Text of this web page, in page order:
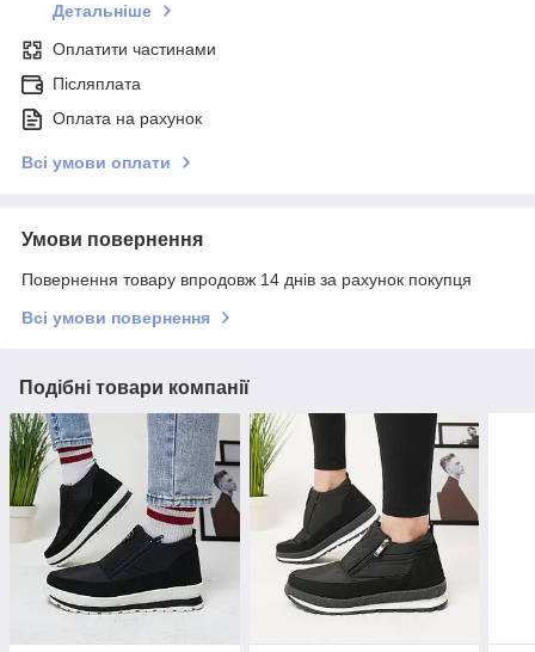
Детальніше
Оплатити частинами
Післяплата
Оплата на рахунок
Всі умови оплати
Умови повернення
Повернення товару впродовж 14 днів за рахунок покупця
Всі умови повернення
Подібні товари компанії